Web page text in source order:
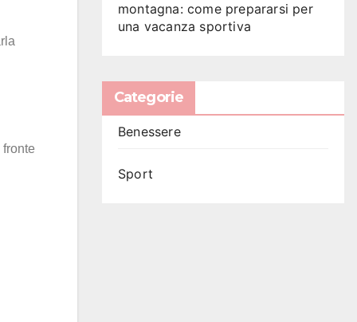
montagna: come prepararsi per
una vacanza sportiva
Categorie
Benessere
Sport